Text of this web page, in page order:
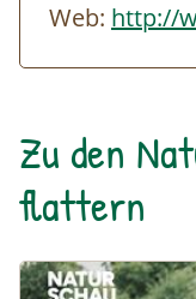
Web:
Zu den
flattern